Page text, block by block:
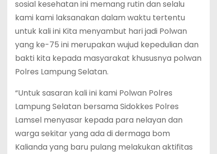
sosial kesehatan ini memang rutin dan selalu
kami kami laksanakan dalam waktu tertentu
untuk kali ini Kita menyambut hari jadi Polwan
yang ke-75 ini merupakan wujud kepedulian dan
bakti kita kepada masyarakat khususnya polwan
Polres Lampung Selatan.
“Untuk sasaran kali ini kami Polwan Polres
Lampung Selatan bersama Sidokkes Polres
Lamsel menyasar kepada para nelayan dan
warga sekitar yang ada di dermaga bom
Kalianda yang baru pulang melakukan aktifitas